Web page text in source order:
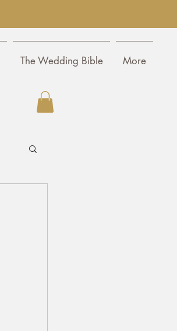
The Wedding Bible More